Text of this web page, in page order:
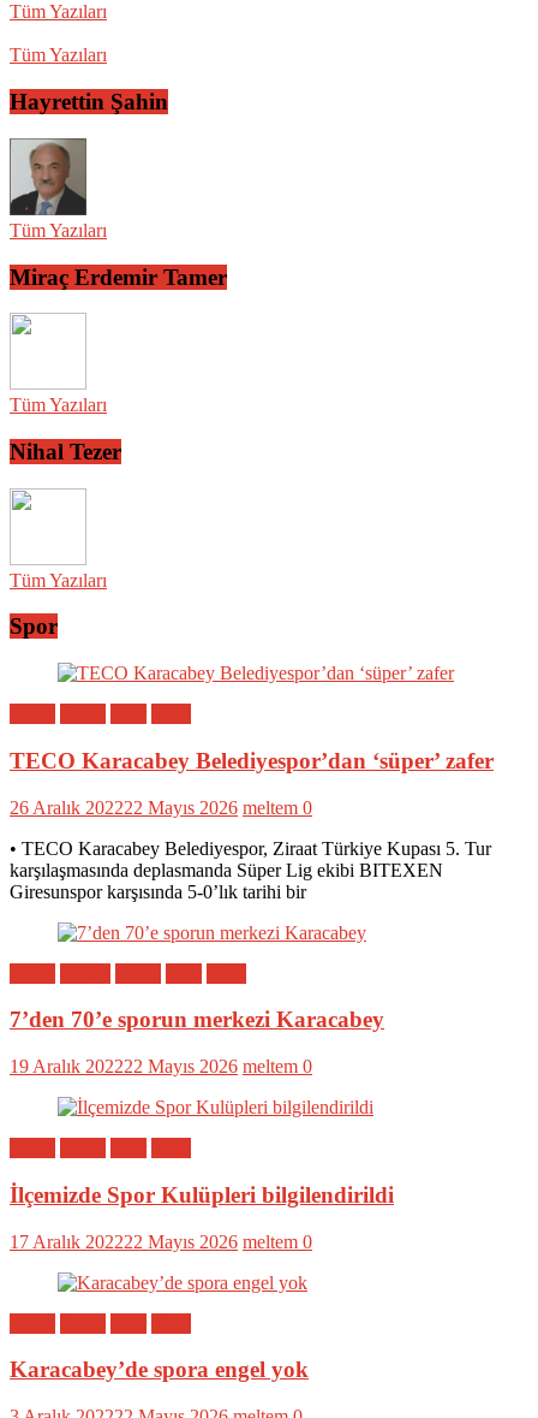
Tüm Yazıları
Tüm Yazıları
Hayrettin Şahin
Tüm Yazıları
Miraç Erdemir Tamer
Tüm Yazıları
Nihal Tezer
Tüm Yazıları
Spor
TECO Karacabey Belediyespor’dan ‘süper’ zafer
26 Aralık 202222 Mayıs 2026 meltem 0
• TECO Karacabey Belediyespor, Ziraat Türkiye Kupası 5. Tur
karşılaşmasında deplasmanda Süper Lig ekibi BITEXEN
Giresunspor karşısında 5-0’lık tarihi bir
7’den 70’e sporun merkezi Karacabey
19 Aralık 202222 Mayıs 2026 meltem 0
İlçemizde Spor Kulüpleri bilgilendirildi
17 Aralık 202222 Mayıs 2026 meltem 0
Karacabey’de spora engel yok